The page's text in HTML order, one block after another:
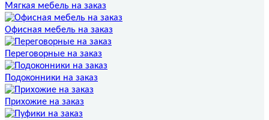
Мягкая мебель на заказ
Офисная мебель на заказ
Переговорные на заказ
Подоконники на заказ
Прихожие на заказ